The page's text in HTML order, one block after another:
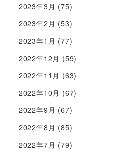
2023年3月 (75)
2023年2月 (53)
2023年1月 (77)
2022年12月 (59)
2022年11月 (63)
2022年10月 (67)
2022年9月 (67)
2022年8月 (85)
2022年7月 (79)